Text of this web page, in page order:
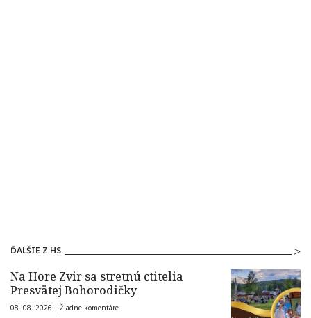
ĎALŠIE Z HS
Na Hore Zvir sa stretnú ctitelia
Presvätej Bohorodičky
08. 08. 2026 | Žiadne komentáre